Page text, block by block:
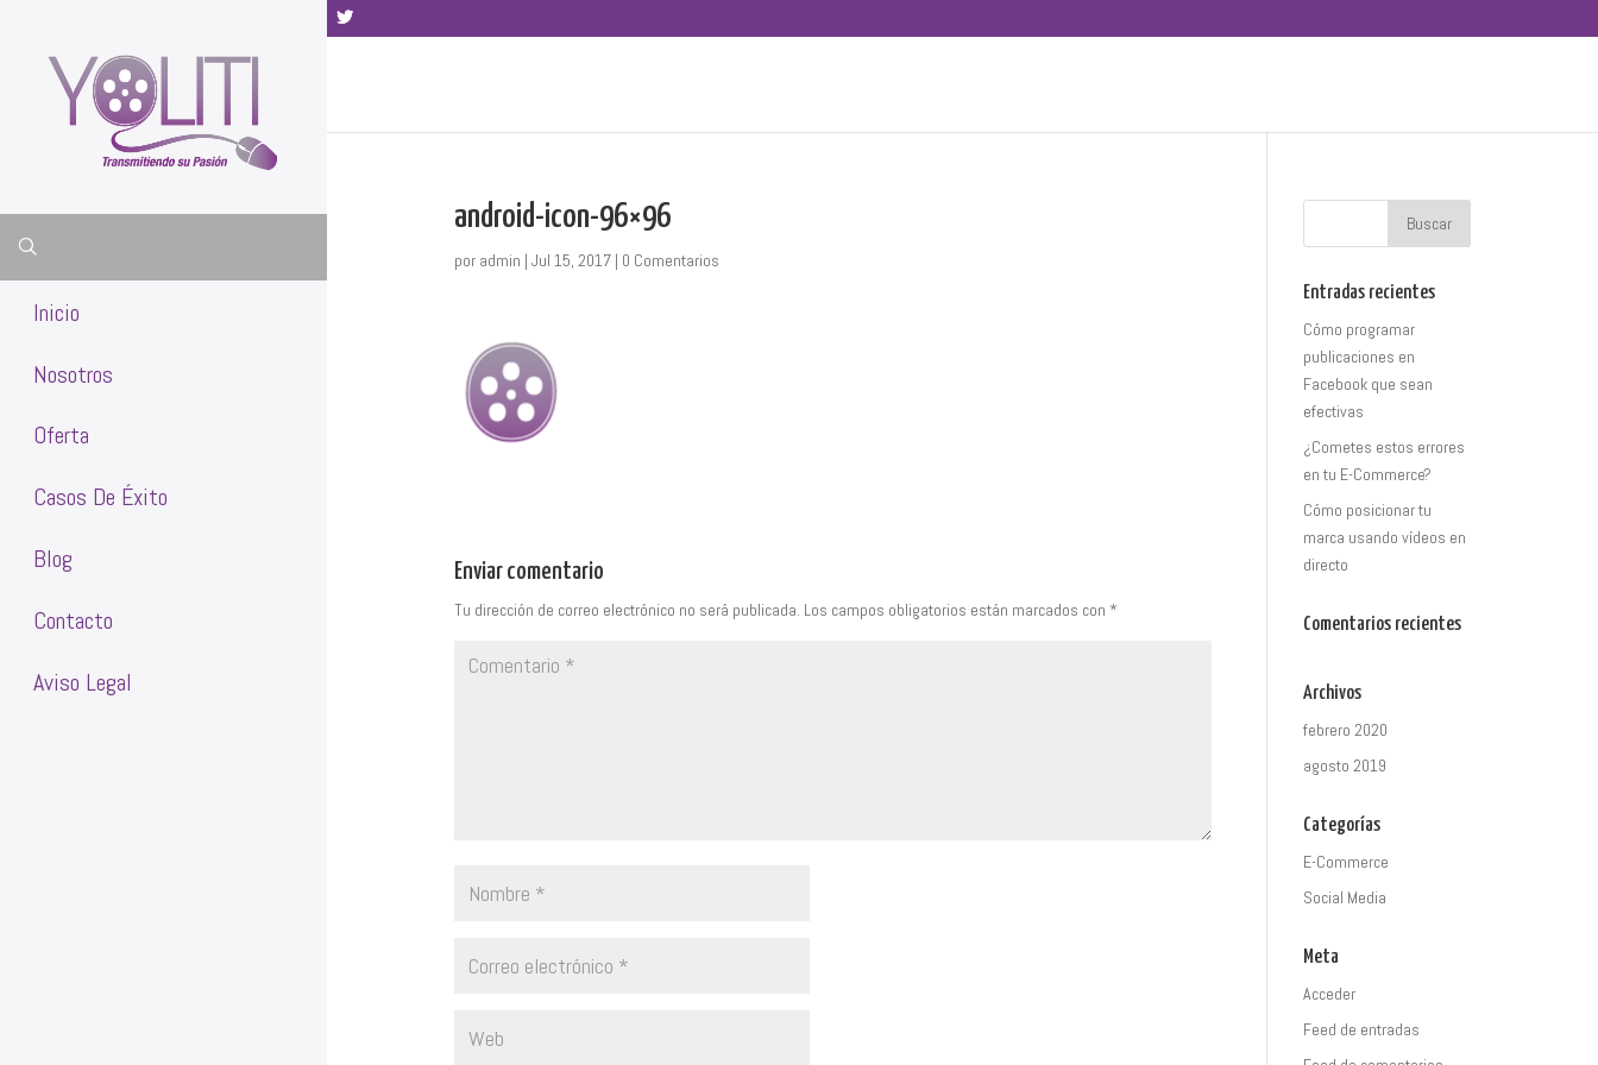
Inicio
Nosotros
Oferta
Casos De Éxito
Blog
Contacto
Aviso Legal
android-icon-96×96
por admin | Jul 15, 2017| 0 Comentarios
Enviar comentario
Tu dirección de correo electrónico no será publicada. Los campos obligatorios están marcados con *
Entradas recientes
Cómo programar
publicaciones en
Facebook que sean
efectivas
¿Cometes estos errores
en tu E-Commerce?
Cómo posicionar tu
marca usando vídeos en
directo
Comentarios recientes
Archivos
febrero 2020
agosto 2019
Categorías
E-Commerce
Social Media
Meta
Acceder
Feed de entradas